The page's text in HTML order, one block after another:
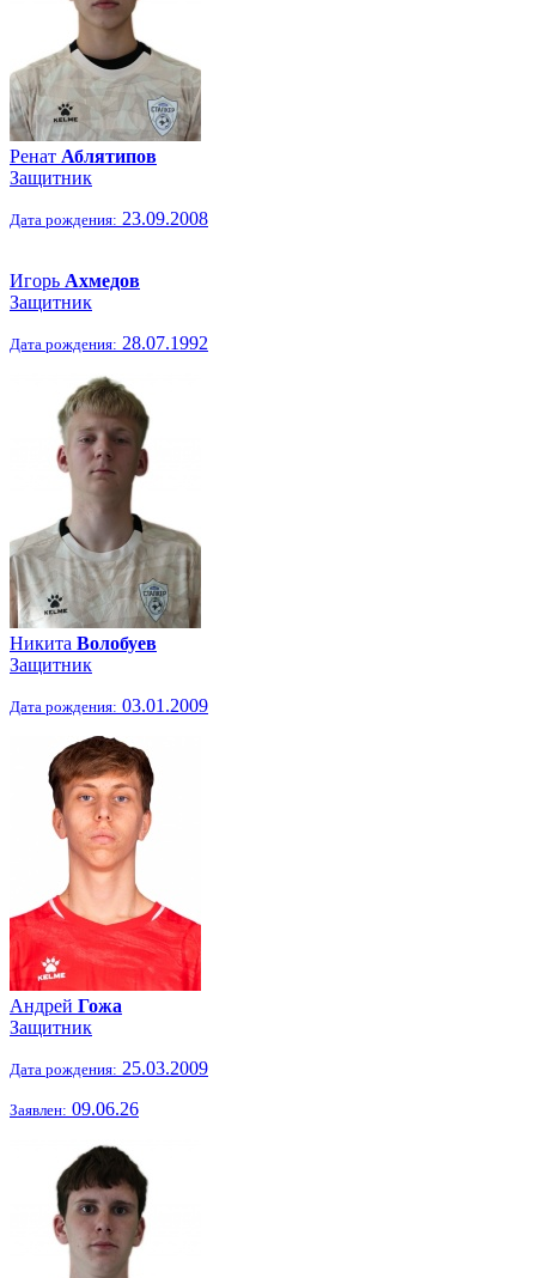
Ренат Аблятипов
Защитник
Дата рождения: 23.09.2008
Игорь Ахмедов
Защитник
Дата рождения: 28.07.1992
Никита Волобуев
Защитник
Дата рождения: 03.01.2009
Андрей Гожа
Защитник
Дата рождения: 25.03.2009
Заявлен: 09.06.26